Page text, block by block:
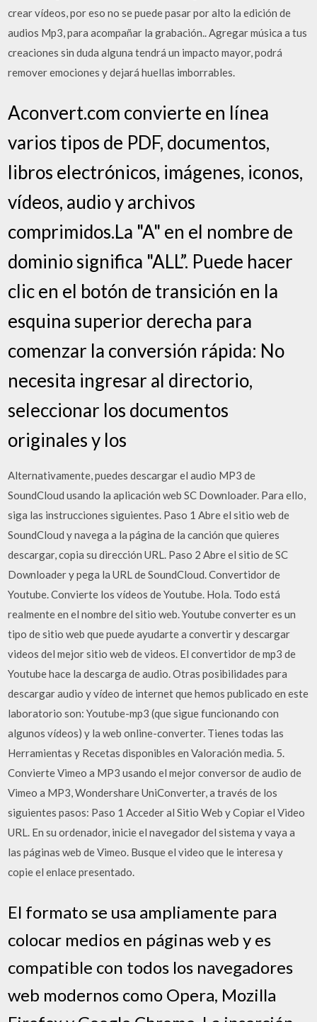
crear vídeos, por eso no se puede pasar por alto la edición de
audios Mp3, para acompañar la grabación.. Agregar música a tus
creaciones sin duda alguna tendrá un impacto mayor, podrá
remover emociones y dejará huellas imborrables.
Aconvert.com convierte en línea
varios tipos de PDF, documentos,
libros electrónicos, imágenes, iconos,
vídeos, audio y archivos
comprimidos.La "A" en el nombre de
dominio significa "ALL”. Puede hacer
clic en el botón de transición en la
esquina superior derecha para
comenzar la conversión rápida: No
necesita ingresar al directorio,
seleccionar los documentos
originales y los
Alternativamente, puedes descargar el audio MP3 de
SoundCloud usando la aplicación web SC Downloader. Para ello,
siga las instrucciones siguientes. Paso 1 Abre el sitio web de
SoundCloud y navega a la página de la canción que quieres
descargar, copia su dirección URL. Paso 2 Abre el sitio de SC
Downloader y pega la URL de SoundCloud. Convertidor de
Youtube. Convierte los vídeos de Youtube. Hola. Todo está
realmente en el nombre del sitio web. Youtube converter es un
tipo de sitio web que puede ayudarte a convertir y descargar
videos del mejor sitio web de videos. El convertidor de mp3 de
Youtube hace la descarga de audio. Otras posibilidades para
descargar audio y vídeo de internet que hemos publicado en este
laboratorio son: Youtube-mp3 (que sigue funcionando con
algunos vídeos) y la web online-converter. Tienes todas las
Herramientas y Recetas disponibles en Valoración media. 5.
Convierte Vimeo a MP3 usando el mejor conversor de audio de
Vimeo a MP3, Wondershare UniConverter, a través de los
siguientes pasos: Paso 1 Acceder al Sitio Web y Copiar el Video
URL. En su ordenador, inicie el navegador del sistema y vaya a
las páginas web de Vimeo. Busque el video que le interesa y
copie el enlace presentado.
El formato se usa ampliamente para
colocar medios en páginas web y es
compatible con todos los navegadores
web modernos como Opera, Mozilla